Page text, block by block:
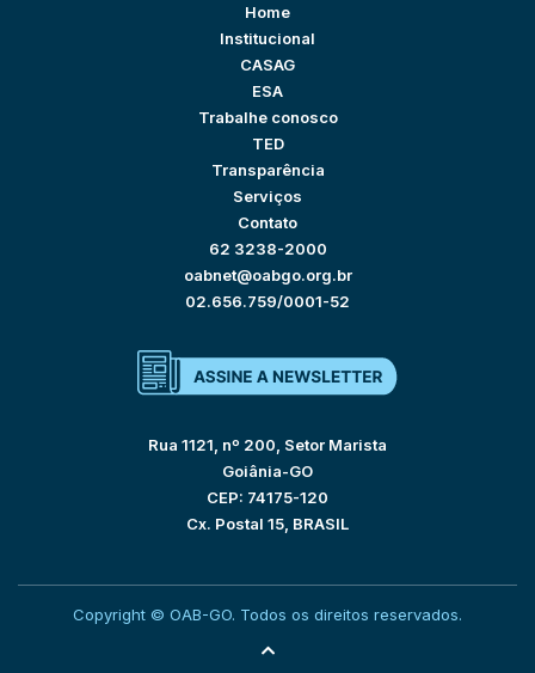
Home
Institucional
CASAG
ESA
Trabalhe conosco
TED
Transparência
Serviços
Contato
62 3238-2000
oabnet@oabgo.org.br
02.656.759/0001-52
Rua 1121, nº 200, Setor Marista
Goiânia-GO
CEP: 74175-120
Cx. Postal 15, BRASIL
Copyright © OAB-GO. Todos os direitos reservados.